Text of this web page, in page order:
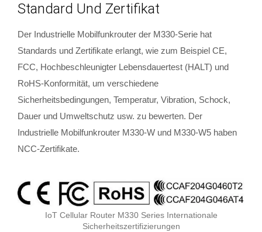
Standard Und Zertifikat
Der Industrielle Mobilfunkrouter der M330-Serie hat
Standards und Zertifikate erlangt, wie zum Beispiel CE,
FCC, Hochbeschleunigter Lebensdauertest (HALT) und
RoHS-Konformität, um verschiedene
Sicherheitsbedingungen, Temperatur, Vibration, Schock,
Dauer und Umweltschutz usw. zu bewerten. Der
Industrielle Mobilfunkrouter M330-W und M330-W5 haben
NCC-Zertifikate.
IoT Cellular Router M330 Series Internationale
Sicherheitszertifizierungen